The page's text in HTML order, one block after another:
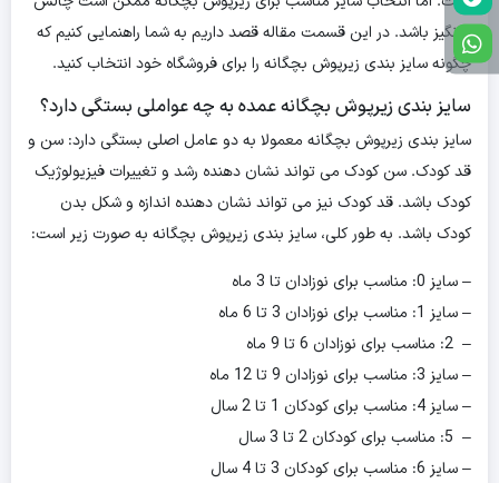
برانگیز باشد. در این قسمت مقاله قصد داریم به شما راهنمایی کنیم که
چگونه سایز بندی زیرپوش بچگانه را برای فروشگاه خود انتخاب کنید.
سایز بندی زیرپوش بچگانه عمده به چه عواملی بستگی دارد؟
سایز بندی زیرپوش بچگانه معمولا به دو عامل اصلی بستگی دارد: سن و
قد کودک. سن کودک می تواند نشان دهنده رشد و تغییرات فیزیولوژیک
کودک باشد. قد کودک نیز می تواند نشان دهنده اندازه و شکل بدن
کودک باشد. به طور کلی، سایز بندی زیرپوش بچگانه به صورت زیر است:
– سایز 0: مناسب برای نوزادان تا 3 ماه
– سایز 1: مناسب برای نوزادان 3 تا 6 ماه
– 2: مناسب برای نوزادان 6 تا 9 ماه
– سایز 3: مناسب برای نوزادان 9 تا 12 ماه
– سایز 4: مناسب برای کودکان 1 تا 2 سال
– 5: مناسب برای کودکان 2 تا 3 سال
– سایز 6: مناسب برای کودکان 3 تا 4 سال